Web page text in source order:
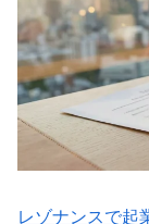
レゾナンスで起